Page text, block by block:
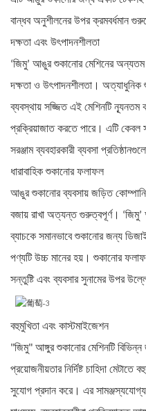
বান্ধব অনুশীলনের উপর ক্রমবর্ধমান
দক্ষতা এবং উৎপাদনশীলতা
‘জিমু’ আঙুর শুকানোর মেশিনের
দক্ষতা ও উৎপাদনশীলতা। অত্যাধুনিক
ব্যবস্থায় সজ্জিত এই মেশিনটি ন্যূনতম
প্রক্রিয়াজাত করতে পারে। এটি কেবল
সরঞ্জাম ব্যবহারকারী ব্যবসা
ধারাবাহিক শুকানোর ফলাফল
আঙুর শুকানোর ব্যবসায় জড়িত
বজায় রাখা অত্যন্ত গুরুত্বপূর্ণ।
ব্যাচকে সমানভাবে শুকানোর জন্য
পণ্যটি উচ্চ মানের হয়। শুকানোর
সন্তুষ্টি এবং ব্যবসার সুনামের উপর
বহুমুখিতা এবং কাস্টমাইজেশন
"জিমু" আঙ্গুর শুকানোর মেশিনটি
প্রয়োজনীয়তার নির্দিষ্ট চাহিদা
সুযোগ প্রদান করে। এর সামঞ্জস্যযোগ্য